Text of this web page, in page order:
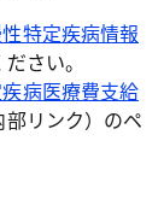
特定疾病情報
さい。
病医療費支給
部リンク）のペ